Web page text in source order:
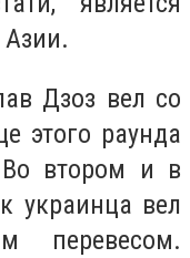
Дзоз вел со
этого раунда
Во втором и в
украинца вел
перевесом.